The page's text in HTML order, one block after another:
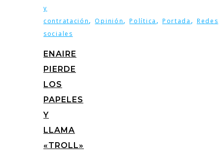
y
contratación, Opinión,Política , Portada , Redes
sociales
ENAIRE
PIERDE
LOS
PAPELES
Y
LLAMA
«TROLL»